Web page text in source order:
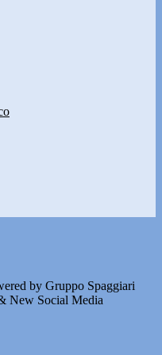
by Gruppo Spaggiari
New Social Media